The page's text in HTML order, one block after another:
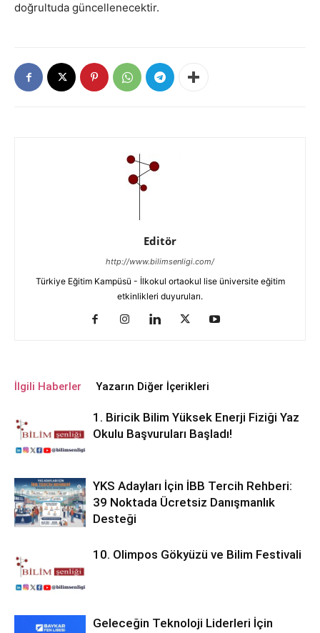
doğrultuda güncellenecektir.
Editör
http://www.bilimsenligi.com/
Türkiye Eğitim Kampüsü - İlkokul ortaokul lise üniversite eğitim
etkinlikleri duyuruları.
İlgili Haberler Yazarın Diğer İçerikleri
1. Biricik Bilim Yüksek Enerji Fiziği Yaz
Okulu Başvuruları Başladı!
YKS Adayları İçin İBB Tercih Rehberi:
39 Noktada Ücretsiz Danışmanlık
Desteği
10. Olimpos Gökyüzü ve Bilim Festivali
Geleceğin Teknoloji Liderleri İçin